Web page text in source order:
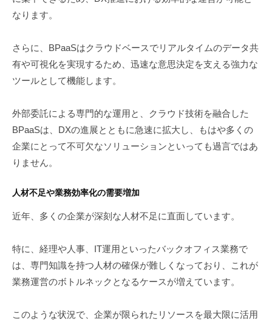
なります。
さらに、BPaaSはクラウドベースでリアルタイムのデータ共
有や可視化を実現するため、迅速な意思決定を支える強力な
ツールとして機能します。
外部委託による専門的な運用と、クラウド技術を融合した
BPaaSは、DXの進展とともに急速に拡大し、もはや多くの
企業にとって不可欠なソリューションといっても過言ではあ
りません。
人材不足や業務効率化の需要増加
近年、多くの企業が深刻な人材不足に直面しています。
特に、経理や人事、IT運用といったバックオフィス業務で
は、専門知識を持つ人材の確保が難しくなっており、これが
業務運営のボトルネックとなるケースが増えています。
このような状況で、企業が限られたリソースを最大限に活用